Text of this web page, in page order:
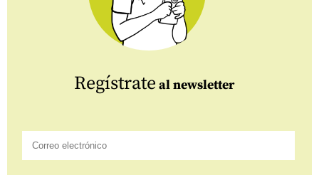
Regístrate al newsletter